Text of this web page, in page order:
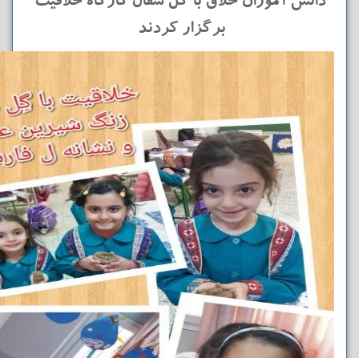
برگزار کردند